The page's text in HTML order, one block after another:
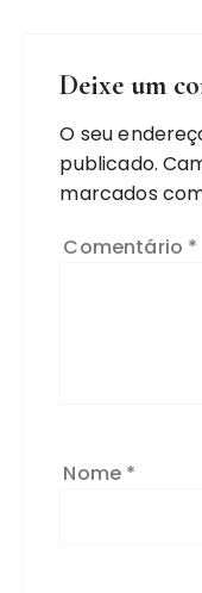
Deixe um
O seu
publicado.
marcados
Comentário *
Nome *